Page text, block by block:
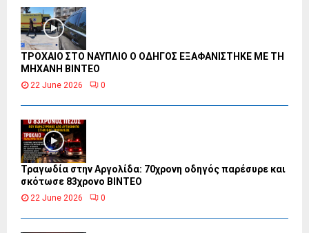
ΤΡΟΧΑΙΟ ΣΤΟ ΝΑΥΠΛΙΟ Ο ΟΔΗΓΟΣ ΕΞΑΦΑΝΙΣΤΗΚΕ ΜΕ ΤΗ
ΜΗΧΑΝΗ ΒΙΝΤΕΟ
22 June 2026 0
Τραγωδία στην Αργολίδα: 70χρονη οδηγός παρέσυρε και
σκότωσε 83χρονο ΒΙΝΤΕΟ
22 June 2026 0